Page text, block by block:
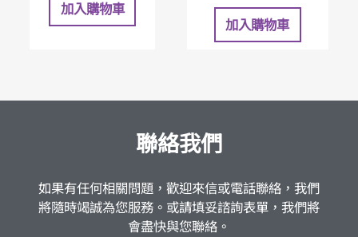
加入購物車
加入購物車
聯絡我們
如果有任何相關問題，歡迎來信或電話聯絡，我們
將隨時竭誠為您服務。或請填妥諮詢表單，我們將
會盡快與您聯絡。